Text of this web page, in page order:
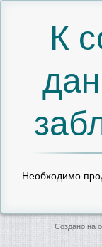
К
Необходимо
Создано на